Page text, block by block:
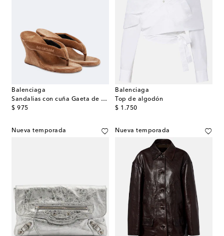
Balenciaga
Sandalias con cuña Gaeta de terciopelo
$ 975
original price
Balenciaga
Top de algodón
$ 1.750
original price
Nueva temporada Nueva temporada